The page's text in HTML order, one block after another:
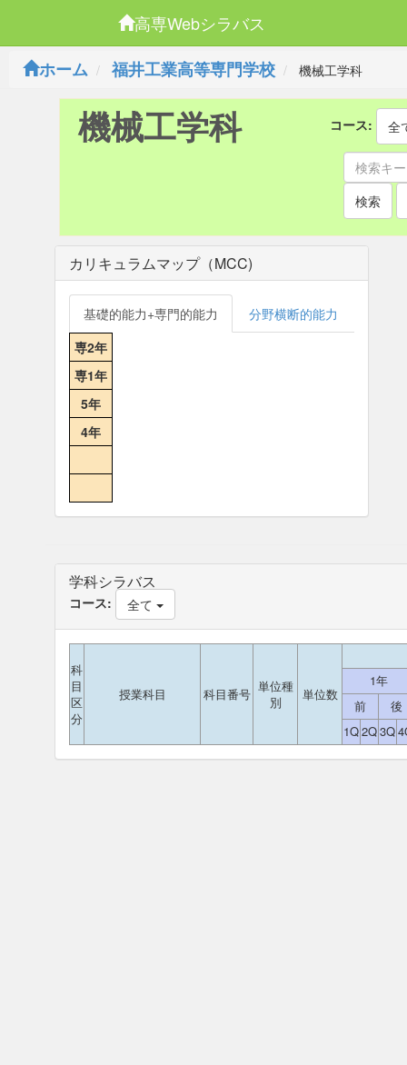
高専Webシラバス
ホーム
福井工業高等専門学校 機械工学科
機械工学科 コース: 全
検索
カリキュラムマップ（MCC)
基礎的能力+専門的能力
分野横断的能力
専2年
専1年
5年
4年
学科シラバス
コース: 全て
科
目
区
分
授業科目 科目番号 単位種
別
単位数
1年
前
後
1Q2Q3Q